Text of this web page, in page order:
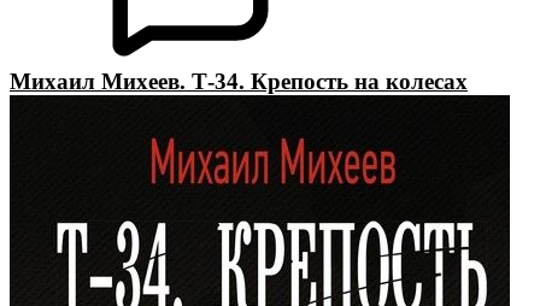
Михаил Михеев. Т-34. Крепость на колесах